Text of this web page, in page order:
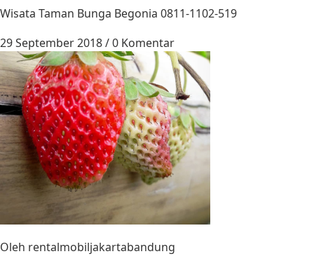
Wisata Taman Bunga Begonia 0811-1102-519
29 September 2018/0 Komentar
Oleh rentalmobiljakartabandung